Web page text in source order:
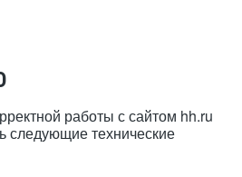
работы с сайтом hh.ru
следующие технические